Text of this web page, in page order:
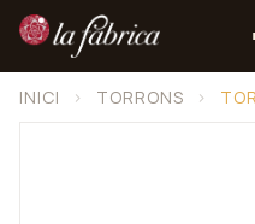
INICI › TORRONS ›